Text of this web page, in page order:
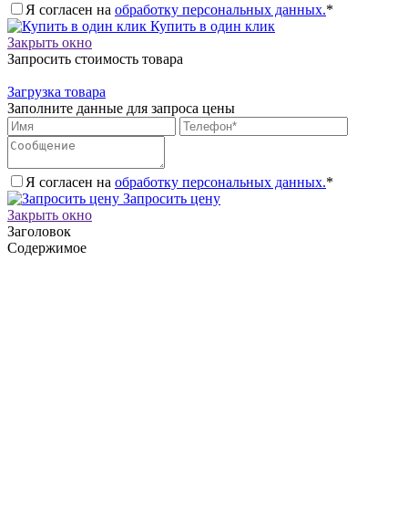
Я согласен на обработку персональных данных.*
Купить в один клик
Закрыть окно
Запросить стоимость товара
Загрузка товара
Заполните данные для запроса цены
Я согласен на обработку персональных данных.*
Запросить цену
Закрыть окно
Заголовок
Содержимое